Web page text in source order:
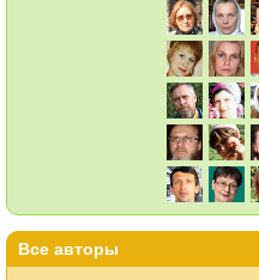
Все авторы